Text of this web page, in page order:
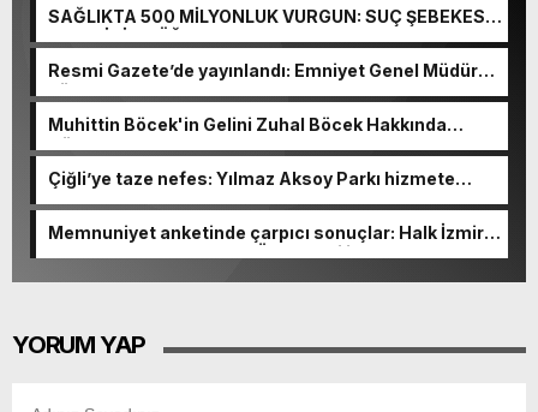
SAĞLIKTA 500 MİLYONLUK VURGUN: SUÇ ŞEBEKESİ
KAÇIŞ İÇİN DÜĞMEYE BASTI!
Resmi Gazete’de yayınlandı: Emniyet Genel Müdürü
görevden alındı!
Muhittin Böcek'in Gelini Zuhal Böcek Hakkında
Gözaltı Kararı!
Çiğli’ye taze nefes: Yılmaz Aksoy Parkı hizmete
Memnuniyet anketinde çarpıcı sonuçlar: Halk İzmirli
başkanlardan memnun, Ömer Eşki ilk sırada
YORUM YAP